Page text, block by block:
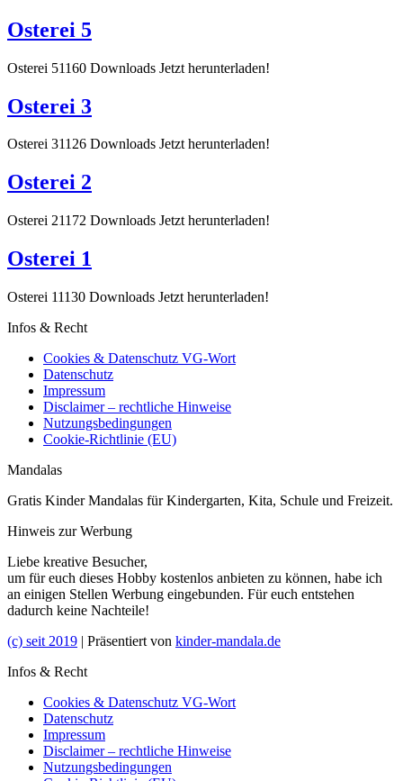
Osterei 5
Osterei 51160 Downloads Jetzt herunterladen!
Osterei 3
Osterei 31126 Downloads Jetzt herunterladen!
Osterei 2
Osterei 21172 Downloads Jetzt herunterladen!
Osterei 1
Osterei 11130 Downloads Jetzt herunterladen!
Infos & Recht
Cookies & Datenschutz VG-Wort
Datenschutz
Impressum
Disclaimer – rechtliche Hinweise
Nutzungsbedingungen
Cookie-Richtlinie (EU)
Mandalas
Gratis Kinder Mandalas für Kindergarten, Kita, Schule und Freizeit.
Hinweis zur Werbung
Liebe kreative Besucher,
um für euch dieses Hobby kostenlos anbieten zu können, habe ich
an einigen Stellen Werbung eingebunden. Für euch entstehen
dadurch keine Nachteile!
(c) seit 2019 | Präsentiert von kinder-mandala.de
Infos & Recht
Cookies & Datenschutz VG-Wort
Datenschutz
Impressum
Disclaimer – rechtliche Hinweise
Nutzungsbedingungen